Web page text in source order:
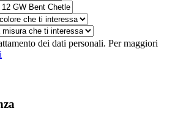
dei dati personali. Per maggiori